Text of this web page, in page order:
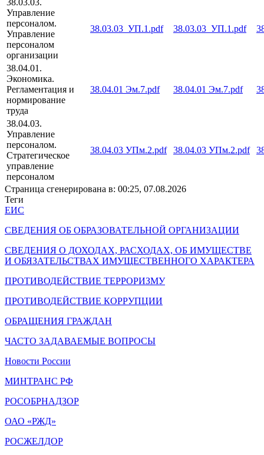
Управление
персоналом.
Управление
персоналом
организации
38.03.03_УП.1.pdf 38.03.03_УП.1.pdf
38.04.01.
Экономика.
Регламентация и
нормирование
труда
38.04.01 Эм.7.pdf 38.04.01 Эм.7.pdf
38.04.03.
Управление
персоналом.
Стратегическое
управление
персоналом
38.04.03 УПм.2.pdf 38.04.03 УПм.2.pdf
Страница сгенерирована в: 00:25, 07.08.2026
Теги
ЕИС
СВЕДЕНИЯ ОБ ОБРАЗОВАТЕЛЬНОЙ ОРГАНИЗАЦИИ
СВЕДЕНИЯ О ДОХОДАХ, РАСХОДАХ, ОБ ИМУЩЕСТВЕ
И ОБЯЗАТЕЛЬСТВАХ ИМУЩЕСТВЕННОГО ХАРАКТЕРА
ПРОТИВОДЕЙСТВИЕ ТЕРРОРИЗМУ
ПРОТИВОДЕЙСТВИЕ КОРРУПЦИИ
ОБРАЩЕНИЯ ГРАЖДАН
ЧАСТО ЗАДАВАЕМЫЕ ВОПРОСЫ
Новости России
МИНТРАНС РФ
РОСОБРНАДЗОР
ОАО «РЖД»
РОСЖЕЛДОР